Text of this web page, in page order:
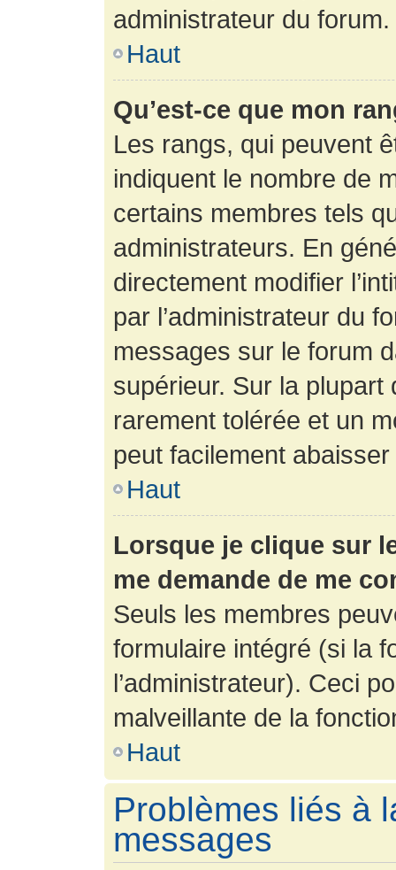
administrateur du forum.
Haut
Qu’est-ce que mon
Les rangs, qui peuvent
indiquent le nombre de
certains membres tels
administrateurs. En
directement modifier
par l’administrateur du
messages sur le forum
supérieur. Sur la
rarement tolérée et un
peut facilement
Haut
Lorsque je clique sur
me demande de me
Seuls les membres
formulaire intégré (si la
l’administrateur). Ceci
malveillante de la
Haut
Problèmes liés à
messages